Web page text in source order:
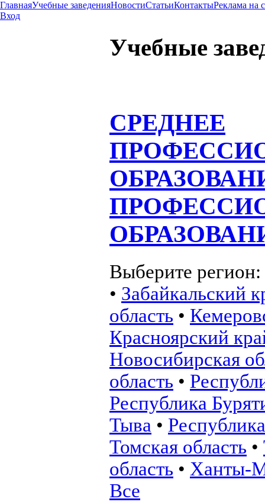
ГлавнаяУчебные заведенияНовостиСтатьиКонтактыРеклама на
Вход
Учебные
СРЕДНЕЕ
Выберите регион:
• Забайкальский
область •
Красноярский
Новосибирская
область •
Республика
Тыва •
Томская область •
область • Ханты-
Все